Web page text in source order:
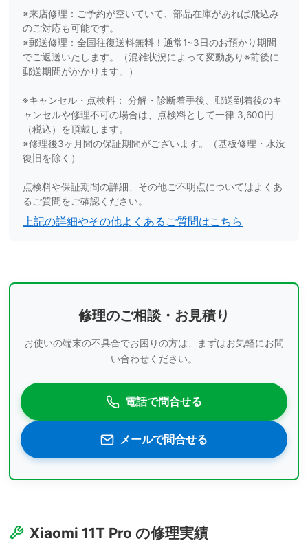
※来店修理：ご予約が空いていて、部品在庫があれば飛込み
のご対応も可能です。
※郵送修理：全国往復送料無料！通常1~3日のお預かり期間
でご返送いたします。（混雑状況によって変動あり※前後に
郵送期間がかかります。）
※キャンセル・点検料： 分解・診断着手後、郵送到着後のキ
ャンセルや修理不可の場合は、点検料として一律 3,600円
（税込）を頂戴します。
※修理後3ヶ月間の保証期間がございます。（基板修理・水没
復旧を除く）
点検料や保証期間の詳細、その他ご不明点についてはよくあ
るご質問をご確認ください。
上記の詳細やその他よくあるご質問はこちら
修理のご相談・お見積り
お使いの端末の不具合でお困りの方は、まずはお気軽にお問
い合わせください。
電話で問合せる
メールで問合せる
Xiaomi 11T Pro の修理実績